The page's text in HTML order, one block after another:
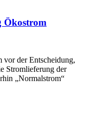
Ökostrom
vor der Entscheidung,
Stromlieferung der
„Normalstrom“